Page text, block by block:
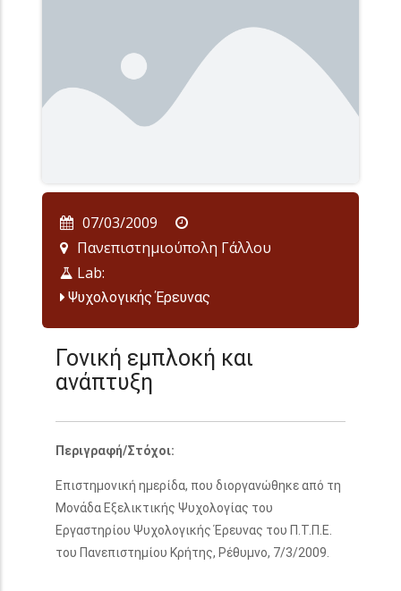
07/03/2009
Πανεπιστημιούπολη Γάλλου
Lab:
Ψυχολογικής Έρευνας
Γονική εμπλοκή και
ανάπτυξη
Περιγραφή/Στόχοι:
Επιστημονική ημερίδα, που διοργανώθηκε από τη
Μονάδα Εξελικτικής Ψυχολογίας του
Εργαστηρίου Ψυχολογικής Έρευνας του Π.Τ.Π.Ε.
του Πανεπιστημίου Κρήτης, Ρέθυμνο, 7/3/2009.